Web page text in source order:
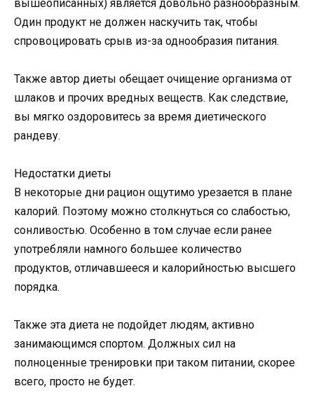
вышеописанных) является довольно разнообразным.
Один продукт не должен наскучить так, чтобы
спровоцировать срыв из-за однообразия питания.
Также автор диеты обещает очищение организма от
шлаков и прочих вредных веществ. Как следствие,
вы мягко оздоровитесь за время диетического
рандеву.
Недостатки диеты
В некоторые дни рацион ощутимо урезается в плане
калорий. Поэтому можно столкнуться со слабостью,
сонливостью. Особенно в том случае если ранее
употребляли намного большее количество
продуктов, отличавшееся и калорийностью высшего
порядка.
Также эта диета не подойдет людям, активно
занимающимся спортом. Должных сил на
полноценные тренировки при таком питании, скорее
всего, просто не будет.